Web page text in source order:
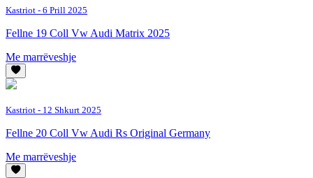
Kastriot - 6 Prill 2025
Fellne 19 Coll Vw Audi Matrix 2025
Me marrëveshje
Kastriot - 12 Shkurt 2025
Fellne 20 Coll Vw Audi Rs Original Germany
Me marrëveshje